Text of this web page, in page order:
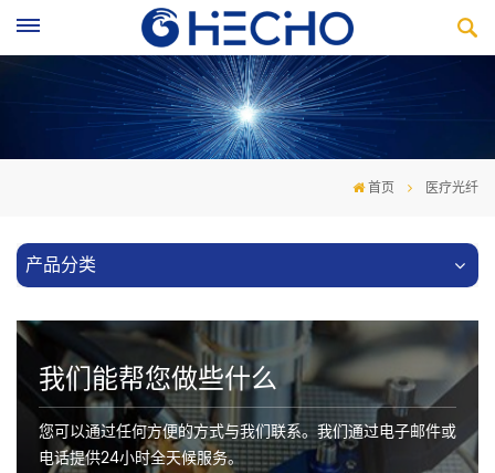
首页 医疗光纤
产品分类
我们能帮您做些什么
您可以通过任何方便的方式与我们联系。我们通过电子邮件或
电话提供24小时全天候服务。